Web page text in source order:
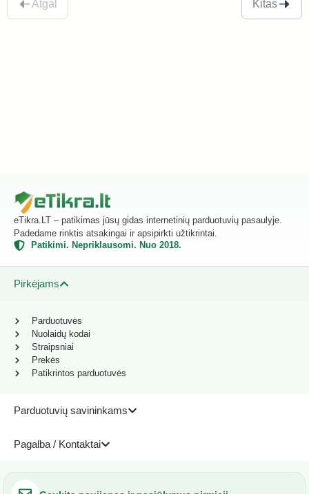
Atgal Kitas
eTikra.LT – patikimas jūsų gidas internetinių parduotuvių pasaulyje.
Padedame rinktis atsakingai ir apsipirkti užtikrintai.
Patikimi. Nepriklausomi. Nuo 2018.
Pirkėjams
Parduotuvių savininkams
Pagalba / Kontaktai
Parduotuvės
Nuolaidų kodai
Straipsniai
Prekės
Patikrintos parduotuvės